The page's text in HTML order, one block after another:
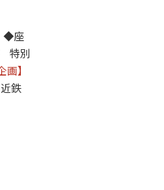
◆座
特別
画】
鉄